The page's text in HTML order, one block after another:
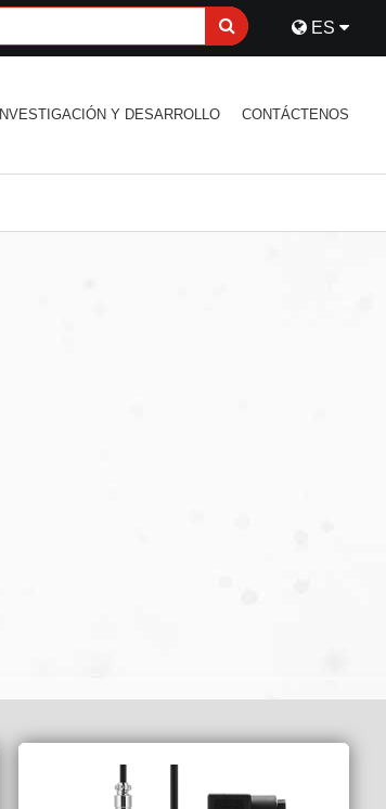
ES
INVESTIGACIÓN Y DESARROLLO CONTÁCTENOS